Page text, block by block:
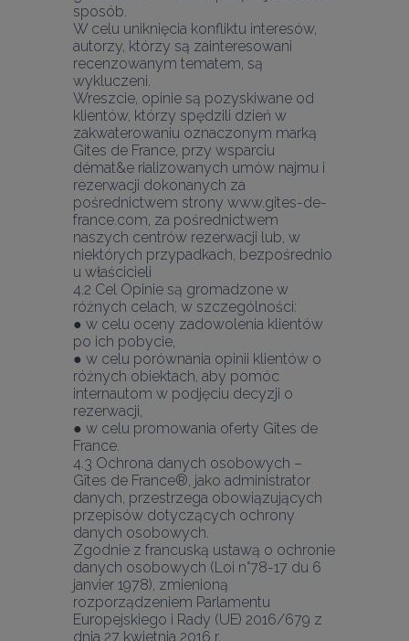
sposób.
W celu uniknięcia konfliktu interesów,
autorzy, którzy są zainteresowani
recenzowanym tematem, są
wykluczeni.
Wreszcie, opinie są pozyskiwane od
klientów, którzy spędzili dzień w
zakwaterowaniu oznaczonym marką
Gites de France, przy wsparciu
démat&e rializowanych umów najmu i
rezerwacji dokonanych za
pośrednictwem strony www.gites-de-
france.com, za pośrednictwem
naszych centrów rezerwacji lub, w
niektórych przypadkach, bezpośrednio
u właścicieli
4.2 Cel Opinie są gromadzone w
różnych celach, w szczególności:
● w celu oceny zadowolenia klientów
po ich pobycie,
● w celu porównania opinii klientów o
różnych obiektach, aby pomóc
internautom w podjęciu decyzji o
rezerwacji,
● w celu promowania oferty Gîtes de
France.
4.3 Ochrona danych osobowych –
Gîtes de France®, jako administrator
danych, przestrzega obowiązujących
przepisów dotyczących ochrony
danych osobowych.
Zgodnie z francuską ustawą o ochronie
danych osobowych (Loi n°78-17 du 6
janvier 1978), zmienioną
rozporządzeniem Parlamentu
Europejskiego i Rady (UE) 2016/679 z
dnia 27 kwietnia 2016 r.